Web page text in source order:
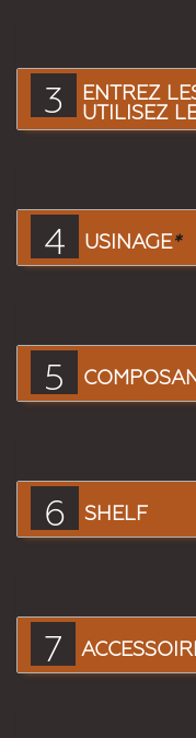
3
ENTREZ
UTILISEZ
4 USINAGE*
5
6 SHELF
7